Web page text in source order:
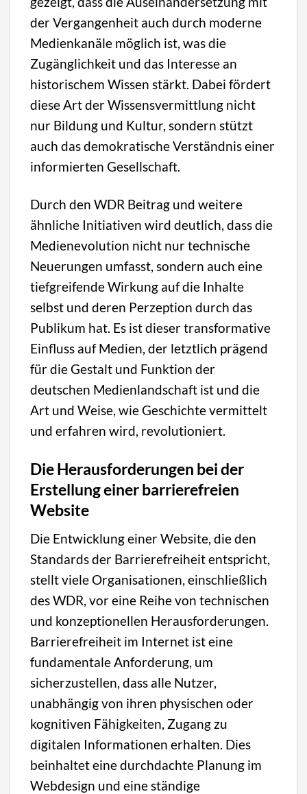
der Vergangenheit auch durch moderne
Medienkanäle möglich ist, was die
Zugänglichkeit und das Interesse an
historischem Wissen stärkt. Dabei fördert
diese Art der Wissensvermittlung nicht
nur Bildung und Kultur, sondern stützt
auch das demokratische Verständnis einer
informierten Gesellschaft.
Durch den WDR Beitrag und weitere
ähnliche Initiativen wird deutlich, dass die
Medienevolution nicht nur technische
Neuerungen umfasst, sondern auch eine
tiefgreifende Wirkung auf die Inhalte
selbst und deren Perzeption durch das
Publikum hat. Es ist dieser transformative
Einfluss auf Medien, der letztlich prägend
für die Gestalt und Funktion der
deutschen Medienlandschaft ist und die
Art und Weise, wie Geschichte vermittelt
und erfahren wird, revolutioniert.
Die Herausforderungen bei der
Erstellung einer barrierefreien
Website
Die Entwicklung einer Website, die den
Standards der Barrierefreiheit entspricht,
stellt viele Organisationen, einschließlich
des WDR, vor eine Reihe von technischen
und konzeptionellen Herausforderungen.
Barrierefreiheit im Internet ist eine
fundamentale Anforderung, um
sicherzustellen, dass alle Nutzer,
unabhängig von ihren physischen oder
kognitiven Fähigkeiten, Zugang zu
digitalen Informationen erhalten. Dies
beinhaltet eine durchdachte Planung im
Webdesign und eine ständige